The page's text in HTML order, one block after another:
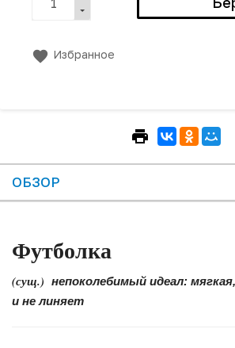
Избранное
ОБЗОР
Футболка
(сущ.) непоколебимый идеал:
и не линяет